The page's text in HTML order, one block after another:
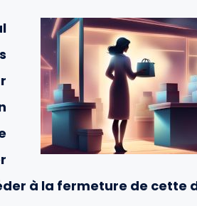
à la fermeture de cette